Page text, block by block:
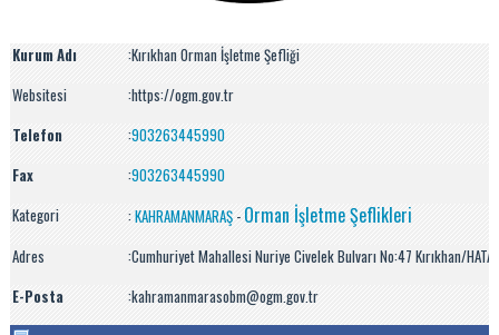
Kurum Adı :Kırıkhan Orman İşletme Şefliği
Websitesi
:https://ogm.gov.tr
Telefon
:903263445990
Fax
:903263445990
Kategori
:KAHRAMANMARAŞ- Orman İşletme Şeflikleri
Adres
:Cumhuriyet Mahallesi Nuriye Civelek Bulvarı No:47 Kırıkhan/HATAY
E-Posta
:kahramanmarasobm@ogm.gov.tr